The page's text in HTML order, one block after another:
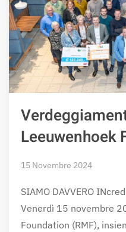
Leeuwenhoek
15 Novembre 2024
SIAMO DAVVERO
Venerdì 15 novembre
Foundation (RMF),